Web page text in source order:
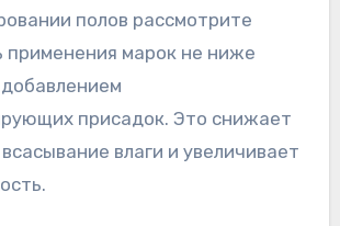
полов рассмотрите
применения марок не ниже
присадок. Это снижает
влаги и увеличивает